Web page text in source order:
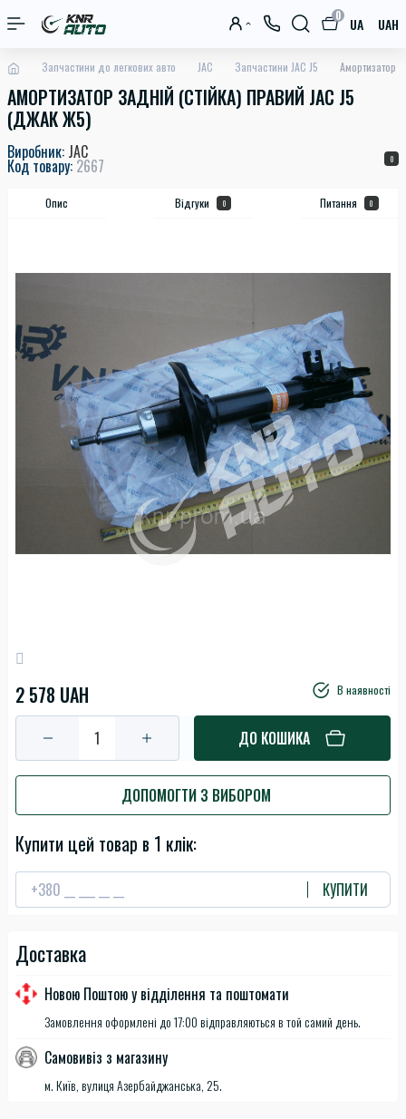
0 UA UAH
Запчастини до легкових авто JAC Запчастини JAC J5 Амортизатор
АМОРТИЗАТОР ЗАДНІЙ (СТІЙКА) ПРАВИЙ JAC J5
(ДЖАК Ж5)
Виробник: JAC
Код товару: 2667 0
Опис Відгуки 0 Питання 0
2 578 UAH В наявності
ДО КОШИКА
ДОПОМОГТИ З ВИБОРОМ
Купити цей товар в 1 клік:
КУПИТИ
Доставка
Новою Поштою у відділення та поштомати
Замовлення оформлені до 17:00 відправляються в той самий день.
Самовивіз з магазину
м. Київ, вулиця Азербайджанська, 25.